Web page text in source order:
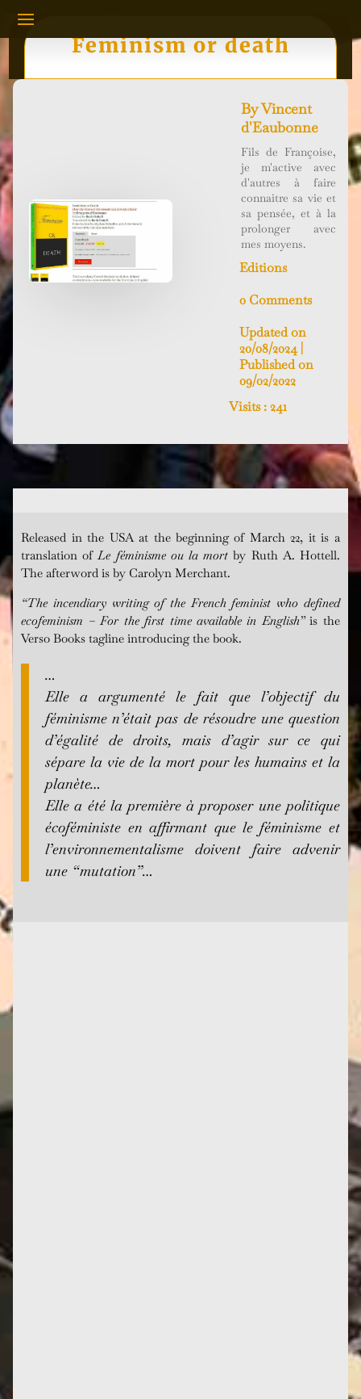
Feminism or death
ByVincent
d'Eaubonne
Fils de Françoise,
je m'active avec
d'autres à faire
connaitre sa vie et
sa pensée, et à la
prolonger avec
mes moyens.
Editions
0 Comments
Updated on
20/08/2024 |
Published on
09/02/2022
Visits : 241
Released in the USA at the beginning of March 22, it is a
translation ofLe féminisme ou la mortby Ruth A. Hottell.
The afterword is by Carolyn Merchant.
“The incendiary writing of the French feminist who defined
ecofeminism – For the first time available in English”is the
Verso Books tagline introducing the book.
…
Elle a argumenté le fait que l’objectif du
féminisme n’était pas de résoudre une question
d’égalité de droits, mais d’agir sur ce qui
sépare la vie de la mort pour les humains et la
planète…
Elle a été la première à proposer une politique
écoféministe en affirmant que le féminisme et
l’environnementalisme doivent faire advenir
une “mutation”…